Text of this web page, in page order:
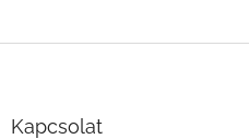
Kapcsolat